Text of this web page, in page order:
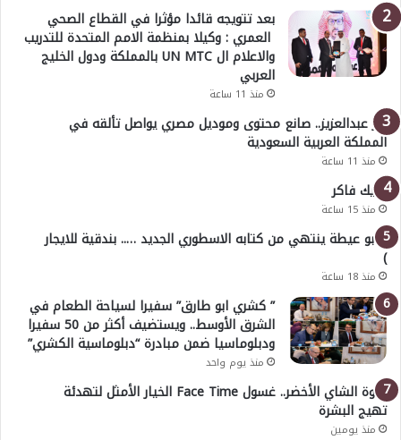
بعد تتويجه قائدا مؤثرا في القطاع الصحي
العمري : وكيلا بمنظمة الامم المتحدة للتدريب
والاعلام ال UN MTC بالمملكة ودول الخليج
العربي
منذ 11 ساعة
بدر عبدالعزيز.. صانع محتوى وموديل مصري يواصل تألقه في
المملكة العربية السعودية
منذ 11 ساعة
خليك فاكر
منذ 15 ساعة
( أبو عيطة ينتهي من كتابه الاسطوري الجديد ….. بندقية للايجار
)
منذ 18 ساعة
” كشري ابو طارق” سفيرا لسياحة الطعام في
الشرق الأوسط.. ويستضيف أكثر من 50 سفيرا
ودبلوماسيا ضمن مبادرة “دبلوماسية الكشري”
منذ يوم واحد
قوة الشاي الأخضر.. غسول Face Time الخيار الأمثل لتهدئة
تهيج البشرة
منذ يومين